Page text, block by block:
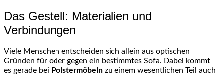
Das Gestell: Materialien und
Verbindungen
Viele Menschen entscheiden sich allein aus optischen
Gründen für oder gegen ein bestimmtes Sofa. Dabei kommt
es gerade bei Polstermöbeln zu einem wesentlichen Teil auch